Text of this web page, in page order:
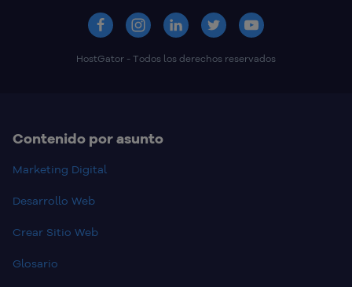
HostGator - Todos los derechos reservados
Contenido por asunto
Marketing Digital
Desarrollo Web
Crear Sitio Web
Glosario